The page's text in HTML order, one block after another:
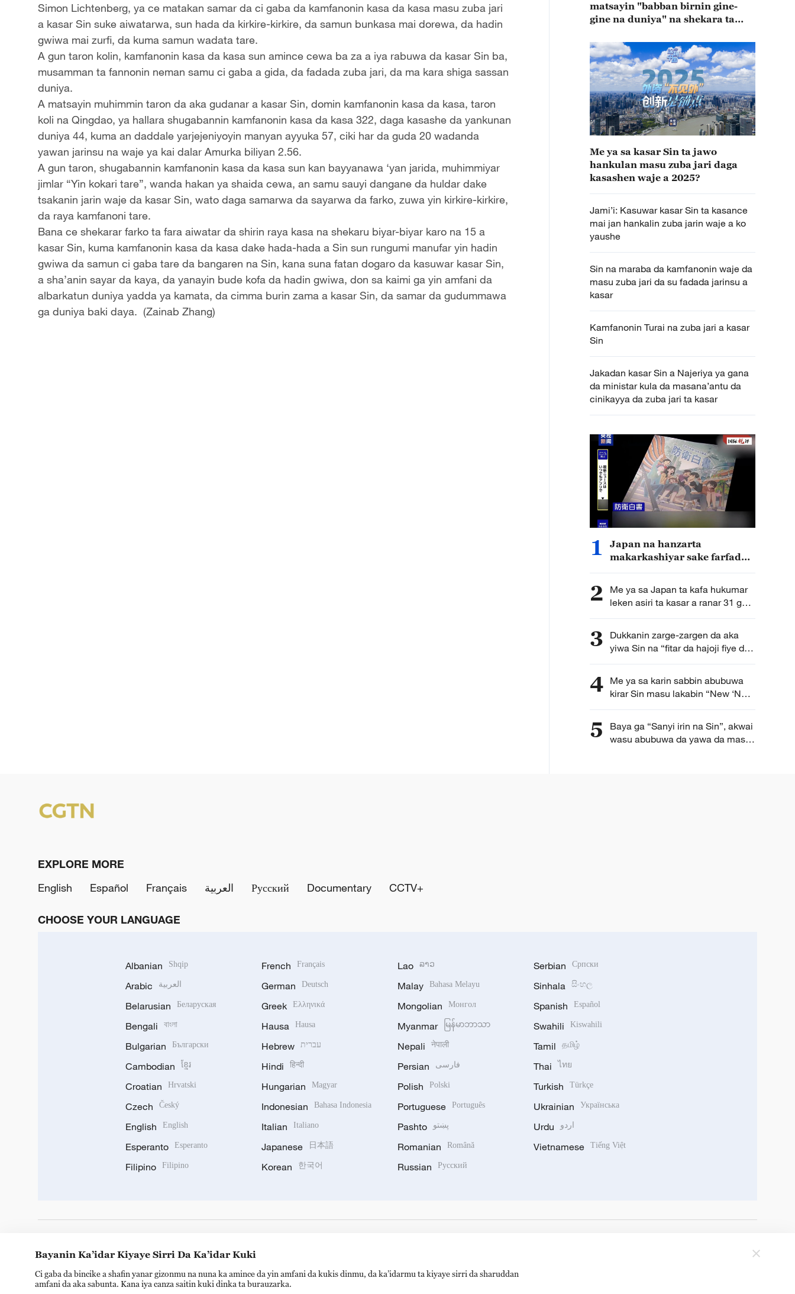
Simon Lichtenberg, ya ce matakan samar da ci gaba da kamfanonin kasa da kasa masu zuba jari
a kasar Sin suke aiwatarwa, sun hada da kirkire-kirkire, da samun bunkasa mai dorewa, da hadin
gwiwa mai zurfi, da kuma samun wadata tare.
A gun taron kolin, kamfanonin kasa da kasa sun amince cewa ba za a iya rabuwa da kasar Sin ba,
musamman ta fannonin neman samu ci gaba a gida, da fadada zuba jari, da ma kara shiga sassan
duniya.
A matsayin muhimmin taron da aka gudanar a kasar Sin, domin kamfanonin kasa da kasa, taron
koli na Qingdao, ya hallara shugabannin kamfanonin kasa da kasa 322, daga kasashe da yankunan
duniya 44, kuma an daddale yarjejeniyoyin manyan ayyuka 57, ciki har da guda 20 wadanda
yawan jarinsu na waje ya kai dalar Amurka biliyan 2.56.
A gun taron, shugabannin kamfanonin kasa da kasa sun kan bayyanawa ‘yan jarida, muhimmiyar
jimlar “Yin kokari tare”, wanda hakan ya shaida cewa, an samu sauyi dangane da huldar dake
tsakanin jarin waje da kasar Sin, wato daga samarwa da sayarwa da farko, zuwa yin kirkire-kirkire,
da raya kamfanoni tare.
Bana ce shekarar farko ta fara aiwatar da shirin raya kasa na shekaru biyar-biyar karo na 15 a
kasar Sin, kuma kamfanonin kasa da kasa dake hada-hada a Sin sun rungumi manufar yin hadin
gwiwa da samun ci gaba tare da bangaren na Sin, kana suna fatan dogaro da kasuwar kasar Sin,
a sha’anin sayar da kaya, da yanayin bude kofa da hadin gwiwa, don sa kaimi ga yin amfani da
albarkatun duniya yadda ya kamata, da cimma burin zama a kasar Sin, da samar da gudummawa
ga duniya baki daya. (Zainab Zhang)
matsayin "babban birnin gine-
gine na duniya" na shekara ta
Me ya sa kasar Sin ta jawo
hankulan masu zuba jari daga
kasashen waje a 2025?
Jami’i: Kasuwar kasar Sin ta kasance
mai jan hankalin zuba jarin waje a ko
yaushe
Sin na maraba da kamfanonin waje da
masu zuba jari da su fadada jarinsu a
kasar
Kamfanonin Turai na zuba jari a kasar
Sin
Jakadan kasar Sin a Najeriya ya gana
da ministar kula da masana’antu da
cinikayya da zuba jari ta kasar
1
Japan na hanzarta
makarkashiyar sake farfado
2
Me ya sa Japan ta kafa hukumar
leken asiri ta kasar a ranar 31 ga
watan Yuli?
3
Dukkanin zarge-zargen da aka
yiwa Sin na “fitar da hajoji fiye da
kima” ba su da tushe
4 Me ya sa karin sabbin abubuwa
kirar Sin masu lakabin “New ‘New
Three’” suka game duk duniya?
5
Baya ga “Sanyi irin na Sin”, akwai
wasu abubuwa da yawa da masu
EXPLORE MORE
English
Español Français العربية Русский Documentary CCTV+
CHOOSE YOUR LANGUAGE
Albanian Shqip
Arabic العربية
Belarusian Беларуская
Bengali বাংলা
Bulgarian Български
Cambodian ខ្មែរ
Croatian Hrvatski
Czech Český
English English
Esperanto Esperanto
Filipino Filipino
French Français
German Deutsch
Greek Ελληνικά
Hausa Hausa
Hebrew עברית
Hindi हिन्दी
Hungarian Magyar
Indonesian Bahasa Indonesia
Italian Italiano
Japanese 日本語
Korean 한국어
Lao ລາວ
Malay Bahasa Melayu
Mongolian Монгол
Myanmar မြန်မာဘာသာ
Nepali नेपाली
Persian فارسی
Polish Polski
Portuguese Português
Pashto پښتو
Romanian Română
Russian Русский
Serbian Српски
Sinhala සිංහල
Spanish Español
Swahili Kiswahili
Tamil தமிழ்
Thai ไทย
Turkish Türkçe
Ukrainian Українська
Urdu اردو
Vietnamese Tiếng Việt
Bayanin Ka’idar Kiyaye Sirri Da Ka’idar Kuki
Ci gaba da bincike a shafin yanar gizonmu na nuna ka amince da yin amfani da kukis dinmu, da ka’idarmu ta kiyaye sirri da sharuddan
amfani da aka sabunta. Kana iya canza saitin kuki dinka ta burauzarka.